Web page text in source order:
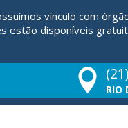
vínculo com
estão disponíveis
RIO